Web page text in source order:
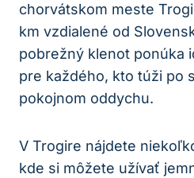
chorvátskom meste
km vzdialené od
pobrežný klenot ponúka
pre každého, kto túži po
pokojnom oddychu.
V Trogire nájdete
kde si môžete užívať